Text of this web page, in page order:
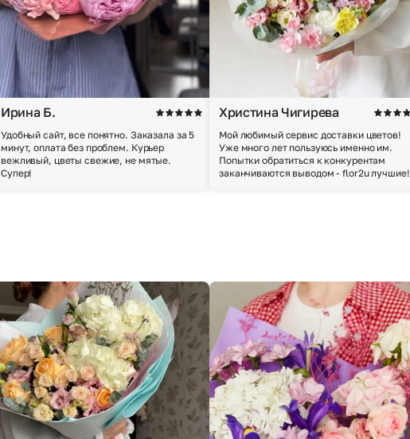
Выберите город доставки
Или выберите из популярных
Москва и МО
Санкт-Петербург
Новосибирск
Омск
Волгоград
Воронеж
Ирина Б.
Удобный сайт, все понятно. Заказала за 5
минут, оплата без проблем. Курьер
вежливый, цветы свежие, не мятые.
Супер!
Христина Чигирева
Мой любимый сервис доставки цветов!
Уже много лет пользуюсь именно им.
Попытки обратиться к конкурентам
заканчиваются выводом - flor2u лучшие!